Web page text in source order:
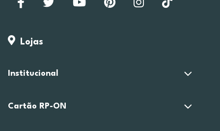
Lojas
Institucional
Cartão RP-ON